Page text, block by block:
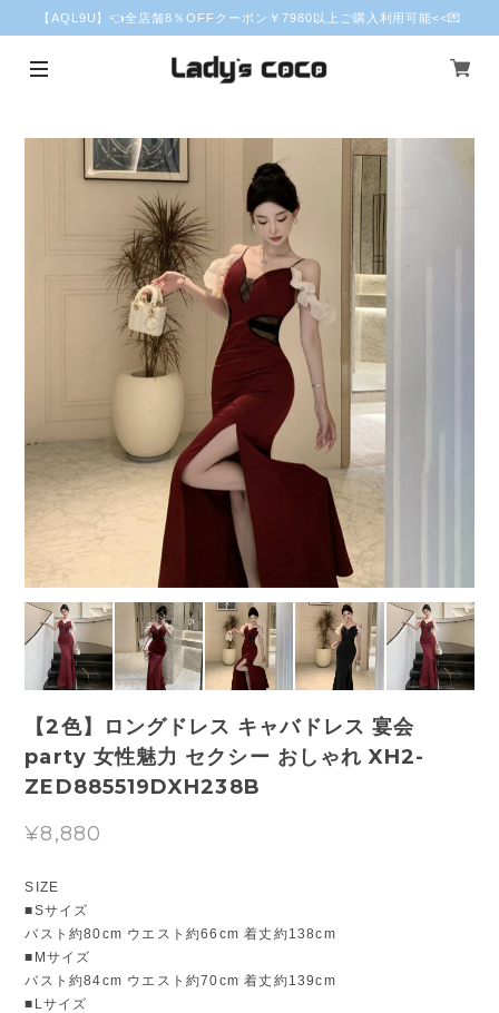
【AQL9U】👈全店舗8％OFFクーポン￥7980以上ご購入利用可能<<💌
【2色】ロングドレス キャバドレス 宴会
party 女性魅力 セクシー おしゃれ XH2-
ZED885519DXH238B
¥8,880
SIZE
■Sサイズ
バスト約80cm ウエスト約66cm 着丈約138cm
■Mサイズ
バスト約84cm ウエスト約70cm 着丈約139cm
■Lサイズ